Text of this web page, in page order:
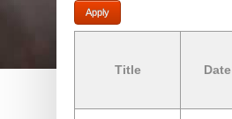
Title Date